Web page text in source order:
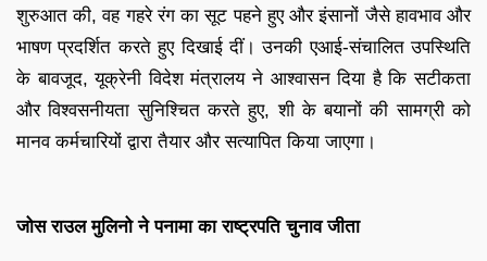
शुरुआत की, वह गहरे रंग का सूट पहने हुए और इंसानों जैसे हावभाव और
भाषण प्रदर्शित करते हुए दिखाई दीं। उनकी एआई-संचालित उपस्थिति
के बावजूद, यूक्रेनी विदेश मंत्रालय ने आश्वासन दिया है कि सटीकता
और विश्वसनीयता सुनिश्चित करते हुए, शी के बयानों की सामग्री को
मानव कर्मचारियों द्वारा तैयार और सत्यापित किया जाएगा।
जोस राउल मुलिनो ने पनामा का राष्ट्रपति चुनाव जीता